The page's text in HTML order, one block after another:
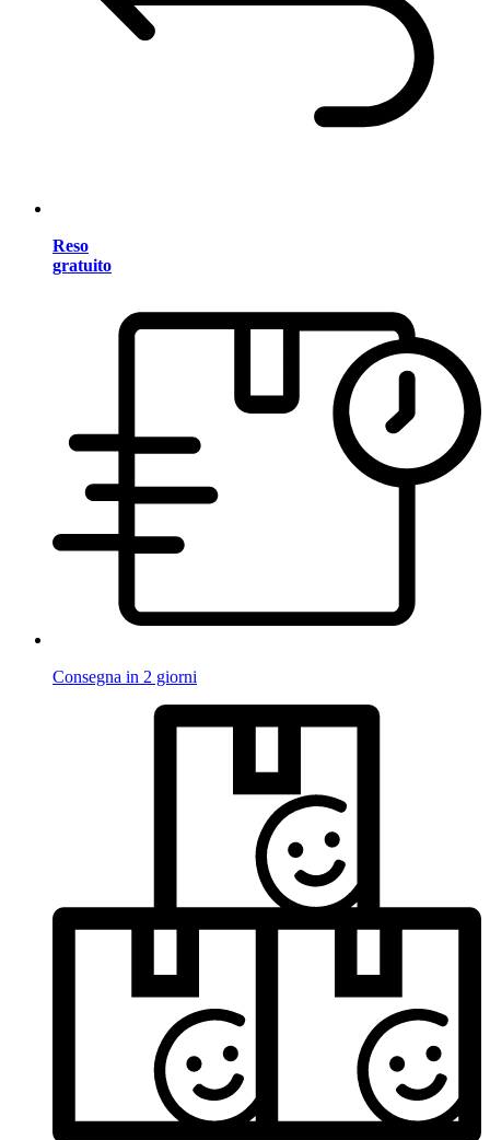
Reso
gratuito
Consegna in 2 giorni